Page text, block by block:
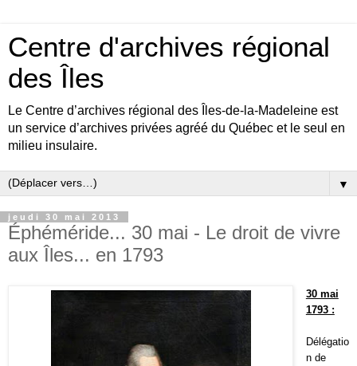
Centre d'archives régional
des Îles
Le Centre d’archives régional des Îles-de-la-Madeleine est
un service d’archives privées agréé du Québec et le seul en
milieu insulaire.
▼
jeudi 30 mai 2013
Éphéméride... 30 mai - Le droit de vivre
aux Îles... en 1793
30 mai
1793 :
Délégatio
n de